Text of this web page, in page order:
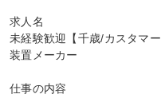
求人名
未経験歓迎【千歳/カスタマ
装置メーカー
仕事の内容